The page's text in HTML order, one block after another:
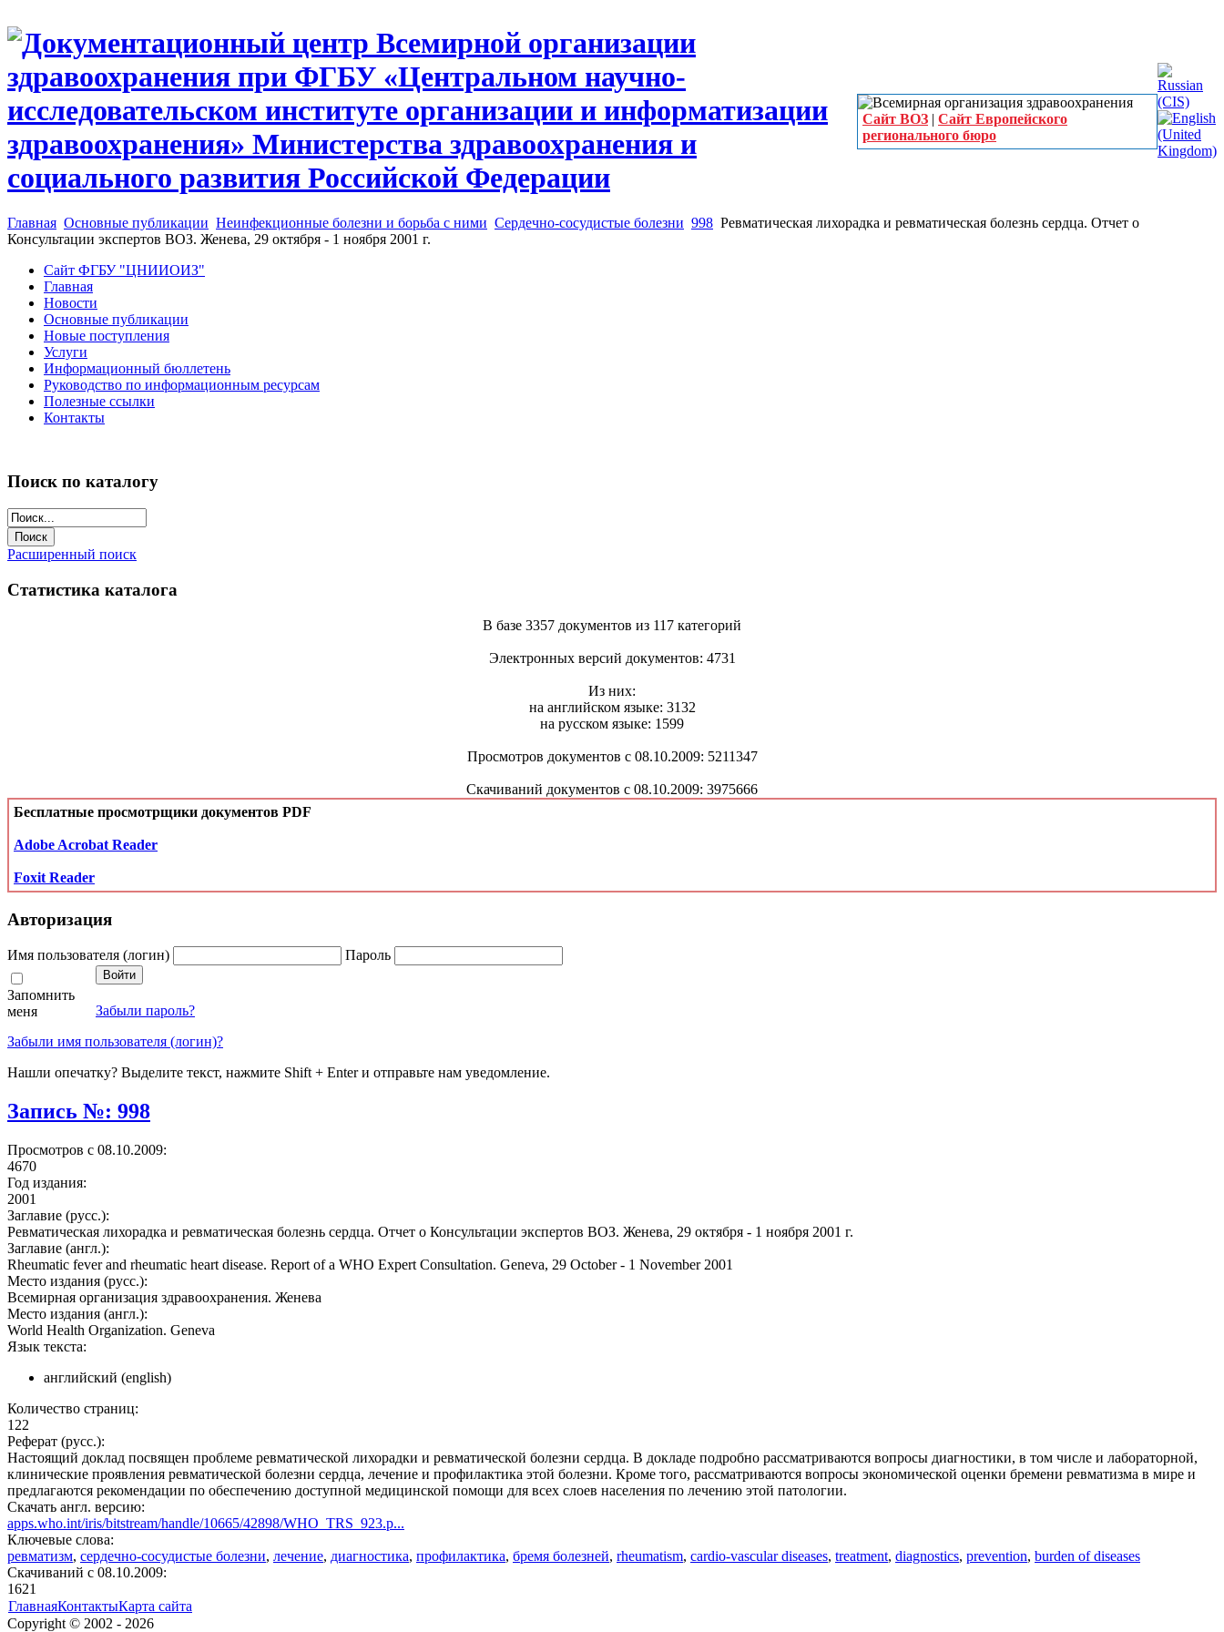
Сайт ВОЗ | Сайт Европейского
регионального бюро
Главная Основные публикации Неинфекционные болезни и борьба с ними Сердечно-сосудистые болезни 998 Ревматическая лихорадка и ревматическая болезнь сердца. Отчет о
Консультации экспертов ВОЗ. Женева, 29 октября - 1 ноября 2001 г.
Сайт ФГБУ "ЦНИИОИЗ"
Главная
Новости
Основные публикации
Новые поступления
Услуги
Информационный бюллетень
Руководство по информационным ресурсам
Полезные ссылки
Контакты
Поиск по каталогу
Расширенный поиск
Статистика каталога
В базе 3357 документов из 117 категорий
Электронных версий документов: 4731
Из них:
на английском языке: 3132
на русском языке: 1599
Просмотров документов с 08.10.2009: 5211347
Скачиваний документов с 08.10.2009: 3975666
Бесплатные просмотрщики документов PDF
Adobe Acrobat Reader
Foxit Reader
Авторизация
Имя пользователя (логин) Пароль
Запомнить
меня
Забыли пароль?
Забыли имя пользователя (логин)?
Нашли опечатку? Выделите текст, нажмите Shift + Enter и отправьте нам уведомление.
Запись №: 998
Просмотров с 08.10.2009:
4670
Год издания:
2001
Заглавие (русс.):
Ревматическая лихорадка и ревматическая болезнь сердца. Отчет о Консультации экспертов ВОЗ. Женева, 29 октября - 1 ноября 2001 г.
Заглавие (англ.):
Rheumatic fever and rheumatic heart disease. Report of a WHO Expert Consultation. Geneva, 29 October - 1 November 2001
Место издания (русс.):
Всемирная организация здравоохранения. Женева
Место издания (англ.):
World Health Organization. Geneva
Язык текста:
английский (english)
Количество страниц:
122
Реферат (русс.):
Настоящий доклад посвящен проблеме ревматической лихорадки и ревматической болезни сердца. В докладе подробно рассматриваются вопросы диагностики, в том числе и лабораторной,
клинические проявления ревматической болезни сердца, лечение и профилактика этой болезни. Кроме того, рассматриваются вопросы экономической оценки бремени ревматизма в мире и
предлагаются рекомендации по обеспечению доступной медицинской помощи для всех слоев населения по лечению этой патологии.
Скачать англ. версию:
apps.who.int/iris/bitstream/handle/10665/42898/WHO_TRS_923.p...
Ключевые слова:
ревматизм, сердечно-сосудистые болезни, лечение, диагностика, профилактика, бремя болезней, rheumatism, cardio-vascular diseases, treatment, diagnostics, prevention, burden of diseases
Cкачиваний с 08.10.2009:
1621
ГлавнаяКонтактыКарта сайта
Copyright © 2002 - 2026